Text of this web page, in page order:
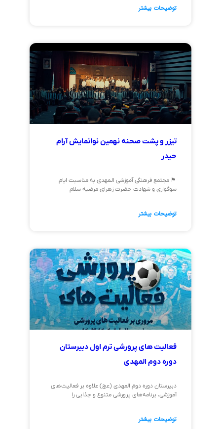
توضیحات بیشتر
تیزر و پشت صحنه نهمین نوانمایش آرام
حیدر
🏴 مجتمع فرهنگی آموزشی الـمهدی به مناسبت ایام
سوگواری و شهادت حضرت زهرای مرضیه سلام
توضیحات بیشتر
فعالیت های پرورشی ترم اول دبیرستان
دوره دوم المهدی
دبیرستان دوره دوم المهدی (عج) علاوه بر فعالیت‌های
آموزشی، برنامه‌های پرورشی متنوع و جذابی را
توضیحات بیشتر